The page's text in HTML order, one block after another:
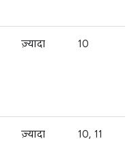
ज़्यादा 10
ज़्यादा 10, 11